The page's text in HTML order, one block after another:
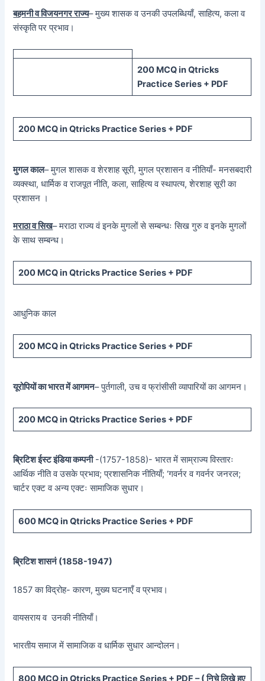
बहमनी व विजयनगर राज्य– मुख्य शासक व उनकी उपलब्धियाँ, साहित्य, कला व
संस्कृति पर प्रभाव।
200 MCQ in Qtricks
Practice Series + PDF
200 MCQ in Qtricks Practice Series + PDF
मुगल काल– मुगल शासक व शेरशाह सूरी, मुगल प्रशासन व नीतियाँ- मनसबदारी
व्यक्स्था, धार्मिक व राजपूत नीति, कला, साहित्य व स्थापत्य, शेरशाह सूरी का
प्रशासन ।
मराठा व सिख– मराठा राज्य वं इनके मुगलों से सम्बन्धः सिख गुरु व इनके मुगलों
के साथ सम्बन्ध।
200 MCQ in Qtricks Practice Series + PDF
आधुनिक काल
200 MCQ in Qtricks Practice Series + PDF
यूरोपियों का भारत में आगमन– पुर्तगाली, उच व फ्रांसीसी व्यापारियों का आगमन।
200 MCQ in Qtricks Practice Series + PDF
ब्रिटिश ईस्ट इंडिया कम्पनी-(1757-1858)- भारत में साम्राज्य विस्तारः
आर्थिक नीति व उसके प्रभाव; प्रशासनिक नीतियाँ; ‘गवर्नर व गवर्नर जनरल;
चार्टर एक्ट व अन्य एक्टः सामाजिक सुधार।
600 MCQ in Qtricks Practice Series + PDF
ब्रिटिश शासनं (1858-1947)
1857 का विद्रोह- कारण, मुख्य घटनाएँ व प्रभाव।
वायसराय व उनकी नीतियाँ।
भारतीय समाज में सामाजिक व धार्मिक सुधार आन्दोलन।
800 MCQ in Qtricks Practice Series + PDF – (निचे लिखे हुए